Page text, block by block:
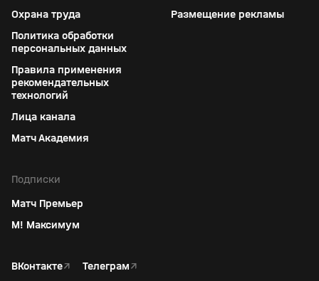
Охрана труда
Политика обработки
персональных данных
Правила применения
рекомендательных
технологий
Лица канала
Матч Академия
Размещение рекламы
Подписки
Матч Премьер
М! Максимум
ВКонтакте↗ Телеграм↗